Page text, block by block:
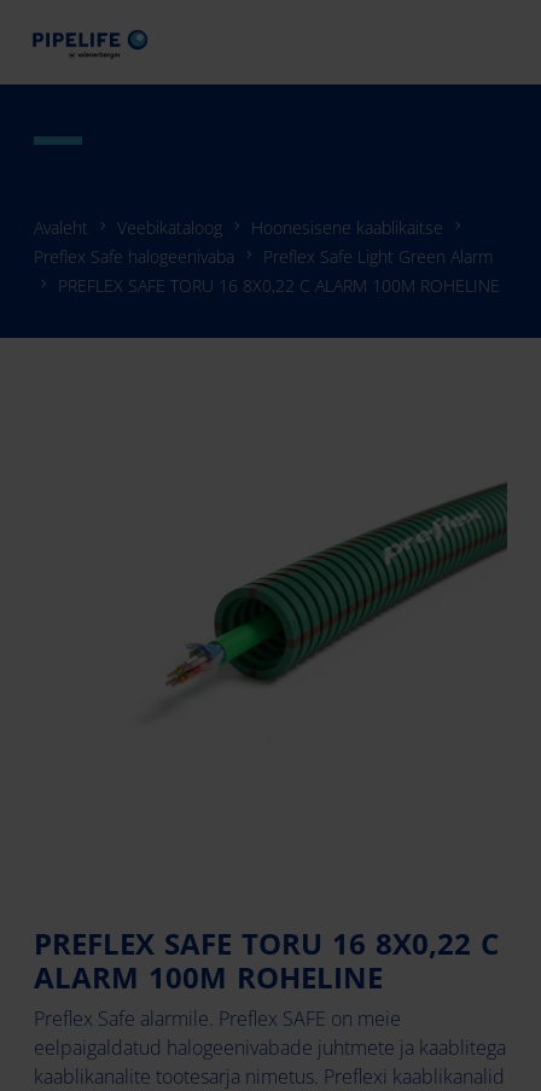
Avaleht Veebikataloog
Hoonesisene kaablikaitse
Preflex Safe halogeenivaba
Preflex Safe Light Green Alarm
PREFLEX SAFE TORU 16 8X0,22 C ALARM 100M ROHELINE
PREFLEX SAFE TORU 16 8X0,22 C
ALARM 100M ROHELINE
Preflex Safe alarmile. Preflex SAFE on meie
eelpaigaldatud halogeenivabade juhtmete ja kaablitega
kaablikanalite tootesarja nimetus. Preflexi kaablikanalid